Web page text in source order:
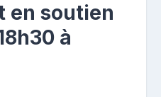
en soutien
à